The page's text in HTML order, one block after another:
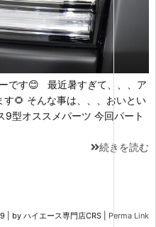
です😊 最近暑すぎて、、、ア
🌻 そんな事は、、、おいとい
9型オススメパーツ 今回パート
続きを読む
by ハイエース専門店CRS Perma Link